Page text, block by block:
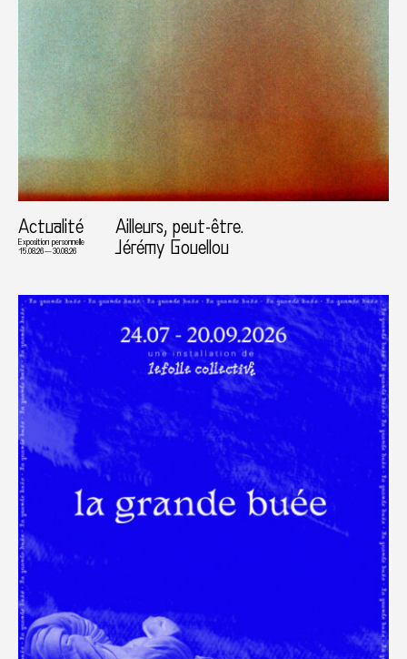
Actualité
Exposition personnelle
15.08.26 — 30.08.26
Ailleurs, peut-être.
Jérémy Gouellou